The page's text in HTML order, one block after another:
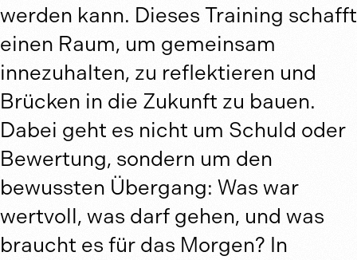
Remote oder vor Ort
jeweils 9 bis 16 Uhr
ab CHF 2'400.–
Workshop buchen
werden kann. Dieses Training schafft
einen Raum, um gemeinsam
innezuhalten, zu reflektieren und
Brücken in die Zukunft zu bauen.
Dabei geht es nicht um Schuld oder
Bewertung, sondern um den
bewussten Übergang: Was war
wertvoll, was darf gehen, und was
braucht es für das Morgen? In